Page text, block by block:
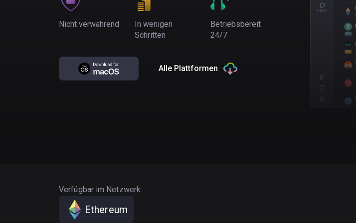
Nicht verwahrend
In wenigen
Schritten
Betriebsbereit
24/7
Alle Plattformen
Verfügbar im Netzwerk:
Ethereum